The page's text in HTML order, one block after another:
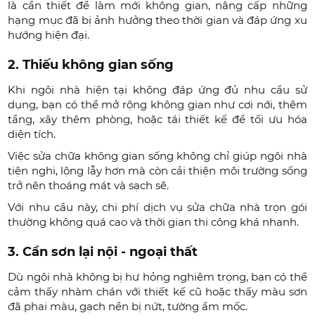
là cần thiết để làm mới không gian, nâng cấp những
hạng mục đã bị ảnh hưởng theo thời gian và đáp ứng xu
hướng hiện đại.
2. Thiếu không gian sống
Khi ngôi nhà hiện tại không đáp ứng đủ nhu cầu sử
dụng, bạn có thể mở rộng không gian như cơi nới, thêm
tầng, xây thêm phòng, hoặc tái thiết kế để tối ưu hóa
diện tích.
Việc sửa chữa không gian sống không chỉ giúp ngôi nhà
tiện nghi, lộng lẫy hơn mà còn cải thiện môi trường sống
trở nên thoáng mát và sạch sẽ.
Với nhu cầu này, chi phí dịch vụ sửa chữa nhà trọn gói
thường không quá cao và thời gian thi công khá nhanh.
3. Cần sơn lại nội - ngoại thất
Dù ngôi nhà không bị hư hỏng nghiêm trọng, bạn có thể
cảm thấy nhàm chán với thiết kế cũ hoặc thấy màu sơn
đã phai màu, gạch nền bị nứt, tường ẩm mốc.